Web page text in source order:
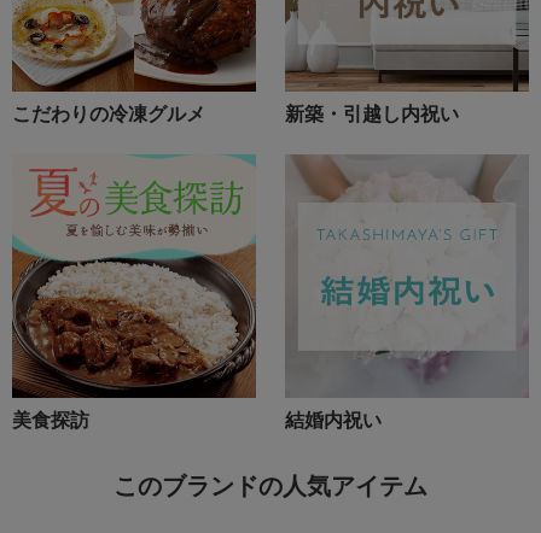
こだわりの冷凍グルメ 新築・引越し内祝い
美食探訪 結婚内祝い
このブランドの人気アイテム